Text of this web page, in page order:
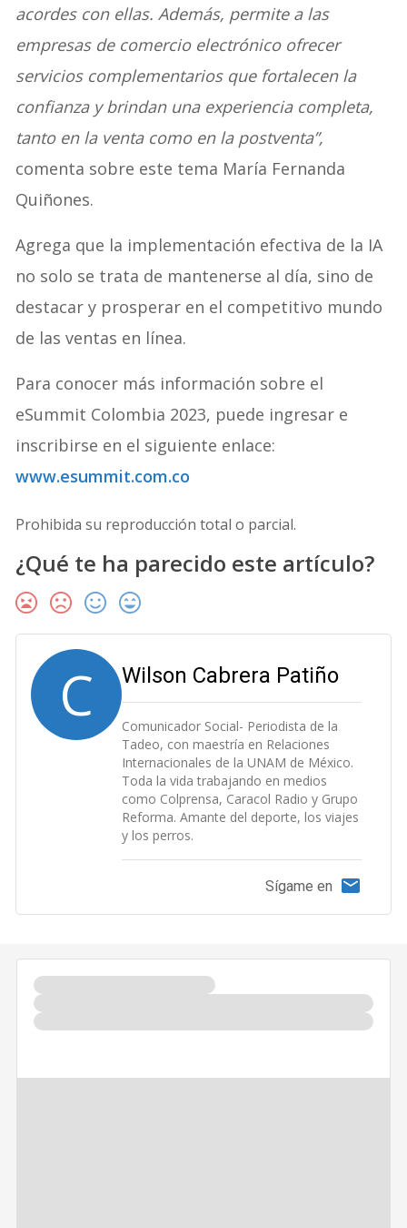
acordes con ellas. Además, permite a las
empresas de comercio electrónico ofrecer
servicios complementarios que fortalecen la
confianza y brindan una experiencia completa,
tanto en la venta como en la postventa”,
comenta sobre este tema María Fernanda
Quiñones.
Agrega que la implementación efectiva de la IA
no solo se trata de mantenerse al día, sino de
destacar y prosperar en el competitivo mundo
de las ventas en línea.
Para conocer más información sobre el
eSummit Colombia 2023, puede ingresar e
inscribirse en el siguiente enlace:
www.esummit.com.co
Prohibida su reproducción total o parcial.
¿Qué te ha parecido este artículo?
C Wilson Cabrera Patiño
Comunicador Social- Periodista de la
Tadeo, con maestría en Relaciones
Internacionales de la UNAM de México.
Toda la vida trabajando en medios
como Colprensa, Caracol Radio y Grupo
Reforma. Amante del deporte, los viajes
y los perros.
Sígame en